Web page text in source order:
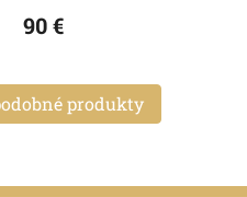
90 €
produkty